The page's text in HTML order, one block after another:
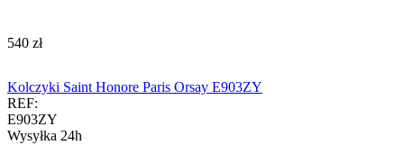
‍540‍ zł
Kolczyki Saint Honore Paris Orsay E903ZY
REF:
E903ZY
Wysyłka 24h